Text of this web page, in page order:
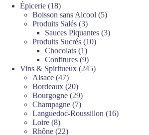
Épicerie 1818
produits
Boisson sans Alcool 55
Produits Salés 33
produits
Sauces Piquantes 33
Produits Sucrés 1010
Chocolats 11
produit
Confitures 99
produits
Vins & Spiritueux 245245
Alsace 4747
produits
Bordeaux 2020
produits
Bourgogne 2929
produits
Champagne 77
produits
Languedoc-Roussillon 1616
Loire 88
produits
Rhône 2222